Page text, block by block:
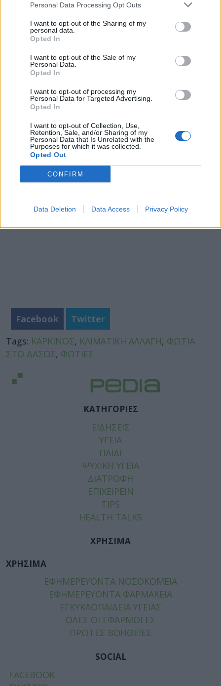
Personal Data Processing Opt Outs
I want to opt-out of the Sharing of my
personal data.
Opted In
I want to opt-out of the Sale of my
Personal Data.
Opted In
I want to opt-out of processing my
Personal Data for Targeted Advertising.
Opted In
I want to opt-out of Collection, Use,
Retention, Sale, and/or Sharing of my
Personal Data that Is Unrelated with the
Purposes for which it was collected.
Opted Out
CONFIRM
Data Deletion Data Access Privacy Policy
σίγουρο είναι ότι ο καπνός τους περιέχει πολλά
καρκινογόνα, λένε οι ερευνητές.
Ενδέχεται λοιπόν αυτά τα καρκινογόνα να είναι
η «σπίθα» που ενεργοποιεί κάποιους καρκίνους.
Ή πάλι μπορεί να προκαλούν φλεγμονή στον
ανθρώπινο οργανισμό που ευνοεί την ανάπτυξη
καρκινικών όγκων.
Σε κάθε περίπτωση, η αύξηση της
ατμοσφαιρικής ρύπανσης από τις φωτιές στα
δάση μπορεί να αποτελούν τον νέο, μεγάλο
εχθρό της υγείας μας, εκτιμούν οι επιστήμονες.
Φωτογραφία: iStock
Facebook
Twitter
Tags: ΚΑΡΚΙΝΟΣ, ΚΛΙΜΑΤΙΚΗ ΑΛΛΑΓΗ, ΦΩΤΙΑ
ΣΤΟ ΔΑΣΟΣ, ΦΩΤΙΕΣ
ΚΑΤΗΓΟΡΙΕΣ
ΕΙΔΗΣΕΙΣ
ΥΓΕΙΑ
ΠΑΙΔΙ
ΨΥΧΙΚΗ ΥΓΕΙΑ
ΔΙΑΤΡΟΦΗ
ΕΠΙΧΕΙΡΕΙΝ
TIPS
HEALTH TALKS
ΧΡΗΣΙΜΑ
ΧΡΗΣΙΜΑ
ΕΦΗΜΕΡΕΥΟΝΤΑ ΝΟΣΟΚΟΜΕΙΑ
ΕΦΗΜΕΡΕΥΟΝΤΑ ΦΑΡΜΑΚΕΙΑ
ΕΓΚΥΚΛΟΠΑΙΔΕΙΑ ΥΓΕΙΑΣ
ΟΛΕΣ ΟΙ ΕΦΑΡΜΟΓΕΣ
ΠΡΩΤΕΣ ΒΟΗΘΕΙΕΣ
SOCIAL
FACEBOOK